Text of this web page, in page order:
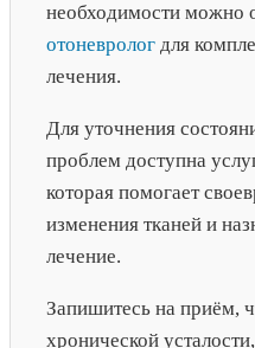
необходимости можно
отоневролог для
лечения.
Для уточнения
проблем доступна
которая помогает
изменения тканей и
лечение.
Запишитесь на приём,
хронической